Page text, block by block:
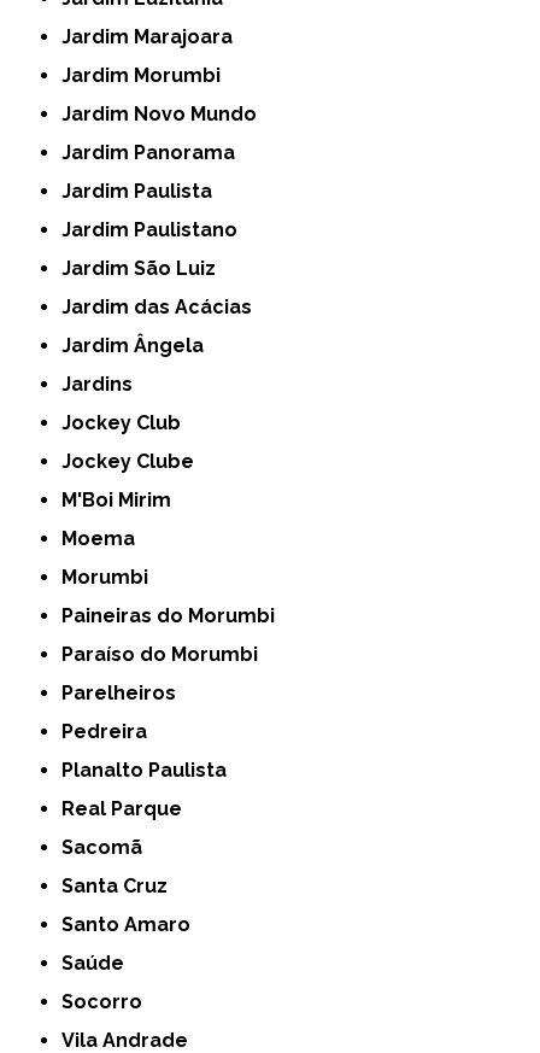
Jardim Marajoara
Jardim Morumbi
Jardim Novo Mundo
Jardim Panorama
Jardim Paulista
Jardim Paulistano
Jardim São Luiz
Jardim das Acácias
Jardim Ângela
Jardins
Jockey Club
Jockey Clube
M'Boi Mirim
Moema
Morumbi
Paineiras do Morumbi
Paraíso do Morumbi
Parelheiros
Pedreira
Planalto Paulista
Real Parque
Sacomã
Santa Cruz
Santo Amaro
Saúde
Socorro
Vila Andrade